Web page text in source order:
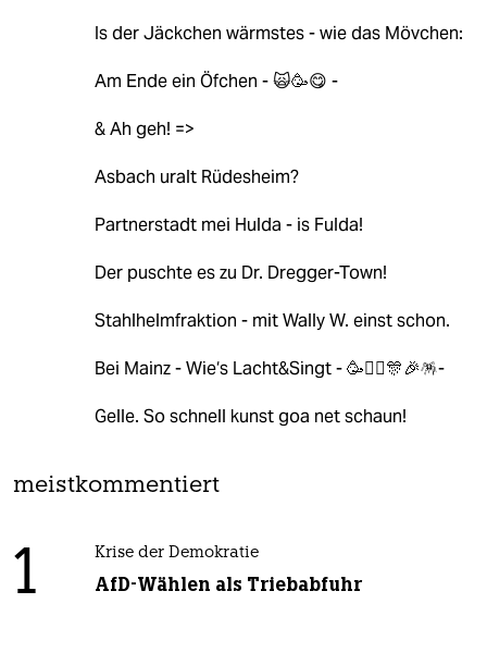
Is der Jäckchen wärmstes - wie das Mövchen:
Am Ende ein Öfchen - 🙀🥳😋 -
& Ah geh! =>
Asbach uralt Rüdesheim?
Partnerstadt mei Hulda - is Fulda!
Der puschte es zu Dr. Dregger-Town!
Stahlhelmfraktion - mit Wally W. einst schon.
Bei Mainz - Wie‘s Lacht&Singt - 🥳🤹‍♀️🎊🎉🪅-
Gelle. So schnell kunst goa net schaun!
meistkommentiert
1 Krise der Demokratie
AfD-Wählen als Triebabfuhr